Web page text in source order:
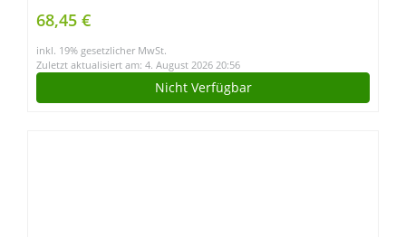
Make-up-Organizer, Lego-Aufbewahrung, Lehrer-
Werkzeugkasten und mehr, 50,8 x 15,2 x 40,6 cm
(B x T x H) Schwarz
68,45 €
inkl. 19% gesetzlicher MwSt.
Zuletzt aktualisiert am: 4. August 2026 20:56
Nicht Verfügbar